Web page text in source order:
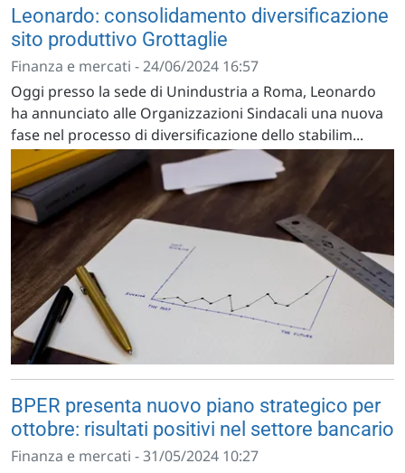
Leonardo: consolidamento diversificazione
sito produttivo Grottaglie
Finanza e mercati - 24/06/2024 16:57
Oggi presso la sede di Unindustria a Roma, Leonardo
ha annunciato alle Organizzazioni Sindacali una nuova
fase nel processo di diversificazione dello stabilim...
BPER presenta nuovo piano strategico per
ottobre: risultati positivi nel settore bancario
Finanza e mercati - 31/05/2024 10:27